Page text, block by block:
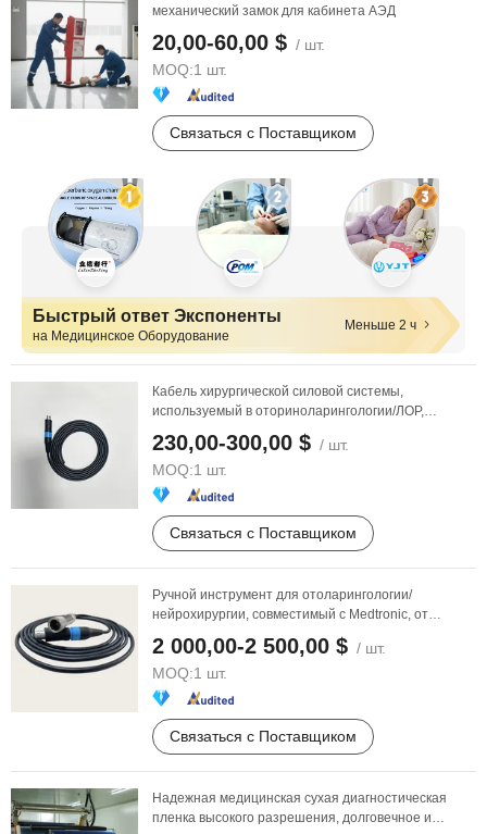
механический замок для кабинета АЭД
20,00-60,00 $ / шт.
MOQ:1 шт.
Связаться с Поставщиком
Быстрый ответ Экспоненты
на Медицинское Оборудование
Меньше 2 ч
Кабель хирургической силовой системы,
используемый в оториноларингологии/ЛОР,
230,00-300,00 $ / шт.
MOQ:1 шт.
Связаться с Поставщиком
Ручной инструмент для отоларингологии/
нейрохирургии, совместимый с Medtronic, от
2 000,00-2 500,00 $ / шт.
MOQ:1 шт.
Связаться с Поставщиком
Надежная медицинская сухая диагностическая
пленка высокого разрешения, долговечное и